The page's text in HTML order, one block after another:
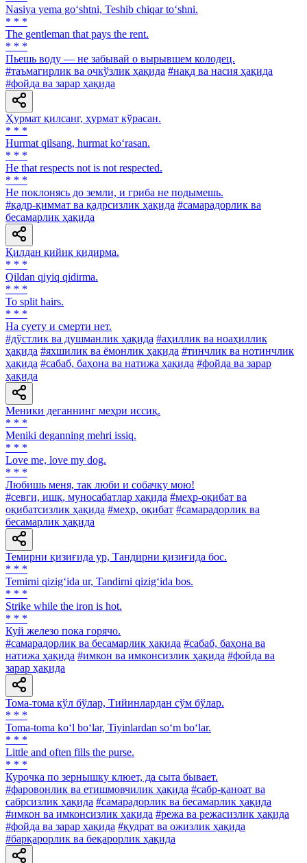
Nasiya yema go‘shtni, Teshib chiqar to‘shni.
* * *
The gentleman that pays the rent.
* * *
Пьешь воду — не забывай о вырывшем колодец.
#таъмагирлик ва очкўзлик ҳақида #нақд ва насия ҳақида
#фойда ва зарар ҳақида
Ҳурмат қилсанг, ҳурмат кўрасан.
* * *
Hurmat qilsang, hurmat ko‘rasan.
* * *
He that respects not is not respected.
* * *
He поклонясь до земли, и гриба не подымешь.
#қадр-қиммат ва қадрсизлик ҳақида #самарадорлик ва
бесамарлик ҳақида
Қилдан қийиқ қидирма.
* * *
Qildan qiyiq qidirma.
* * *
To split hairs.
* * *
Ha суету и смерти нет.
#дўстлик ва душманлик ҳақида #аҳиллик ва ноаҳиллик
ҳақида #яхшилик ва ёмонлик ҳақида #тинчлик ва нотинчлик
ҳақида #сабаб, баҳона ва натижа ҳақида #фойда ва зарар
ҳақида
Меники деганнинг меҳри иссиқ.
* * *
Meniki deganning mehri issiq.
* * *
Love me, love my dog.
* * *
Любишь меня, так люби и собачку мою!
#севги, ишқ, муносабатлар ҳақида #меҳр-оқибат ва
оқибатсизлик ҳақида #меҳр, оқибат #самарадорлик ва
бесамарлик ҳақида
Темирни қизиғида ур, Тандирни қизиғида бос.
* * *
Temirni qizig‘ida ur, Tandirni qizig‘ida bos.
* * *
Strike while the iron is hot.
* * *
Куй железо пока горячо.
#самарадорлик ва бесамарлик ҳақида #сабаб, баҳона ва
натижа ҳақида #имкон ва имконсизлик ҳақида #фойда ва
зарар ҳақида
Тома-тома кўл бўлар, Тийинлардан сўм бўлар.
* * *
Toma-toma ko‘l bo‘lar, Tiyinlardan so‘m bo‘lar.
* * *
Little and often fills the purse.
* * *
Курочка по зернышку клюет, да сыта бывает.
#фаровонлик ва етишмовчилик ҳақида #сабр-қаноат ва
сабрсизлик ҳақида #самарадорлик ва бесамарлик ҳақида
#имкон ва имконсизлик ҳақида #режа ва режасизлик ҳақида
#фойда ва зарар ҳақида #қудрат ва ожизлик ҳақида
#барқарорлик ва беқарорлик ҳақида